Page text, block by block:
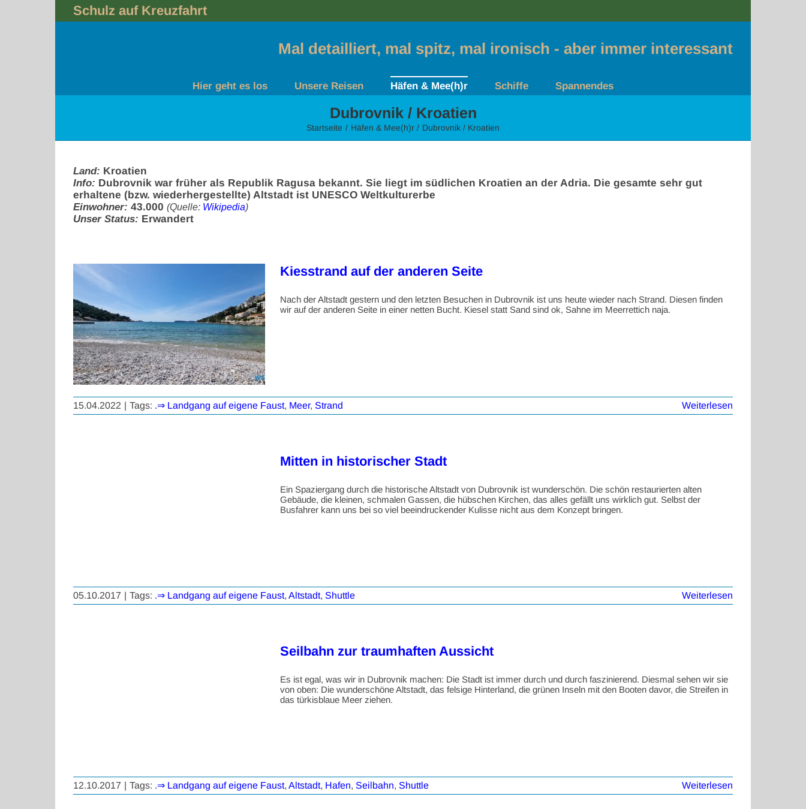
Schulz auf Kreuzfahrt
Mal detailliert, mal spitz, mal ironisch - aber immer interessant
Hier geht es los Unsere Reisen Häfen & Mee(h)r Schiffe Spannendes
Dubrovnik / Kroatien
Startseite Häfen & Mee(h)r Dubrovnik / Kroatien
Land: Kroatien
Info: Dubrovnik war früher als Republik Ragusa bekannt. Sie liegt im südlichen Kroatien an der Adria. Die gesamte sehr gut
erhaltene (bzw. wiederhergestellte) Altstadt ist UNESCO Weltkulturerbe
Einwohner: 43.000 (Quelle: Wikipedia)
Unser Status: Erwandert
Kiesstrand auf der anderen Seite
Nach der Altstadt gestern und den letzten Besuchen in Dubrovnik ist uns heute wieder nach Strand. Diesen finden
wir auf der anderen Seite in einer netten Bucht. Kiesel statt Sand sind ok, Sahne im Meerrettich naja.
15.04.2022 | Tags: .⇒ Landgang auf eigene Faust, Meer, Strand Weiterlesen
Mitten in historischer Stadt
Ein Spaziergang durch die historische Altstadt von Dubrovnik ist wunderschön. Die schön restaurierten alten
Gebäude, die kleinen, schmalen Gassen, die hübschen Kirchen, das alles gefällt uns wirklich gut. Selbst der
Busfahrer kann uns bei so viel beeindruckender Kulisse nicht aus dem Konzept bringen.
05.10.2017 | Tags: .⇒ Landgang auf eigene Faust, Altstadt, Shuttle Weiterlesen
Seilbahn zur traumhaften Aussicht
Es ist egal, was wir in Dubrovnik machen: Die Stadt ist immer durch und durch faszinierend. Diesmal sehen wir sie
von oben: Die wunderschöne Altstadt, das felsige Hinterland, die grünen Inseln mit den Booten davor, die Streifen in
das türkisblaue Meer ziehen.
12.10.2017 | Tags: .⇒ Landgang auf eigene Faust, Altstadt, Hafen, Seilbahn, Shuttle Weiterlesen